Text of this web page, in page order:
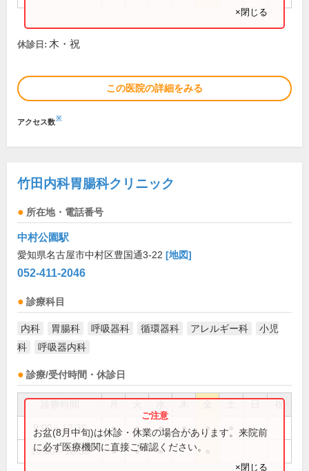
×閉じる
休診日: 木・祝
この医院の詳細をみる
アクセス数※
竹田内科胃腸科クリニック
所在地・電話番号
中村公園駅
愛知県名古屋市中村区豊国通3-22 [地図]
052-411-2046
診療科目
内科 胃腸科 呼吸器科 循環器科 アレルギー科
小児
科
呼吸器内科
診療/受付時間・休診日
祝
9:00～12:30 ● ● ● ● ●
16:00～18:30 ● ● ●
お盆(8月中旬)は休診・休業の場合があります。来院前
に必ず医療機関に直接ご確認ください。
×閉じる